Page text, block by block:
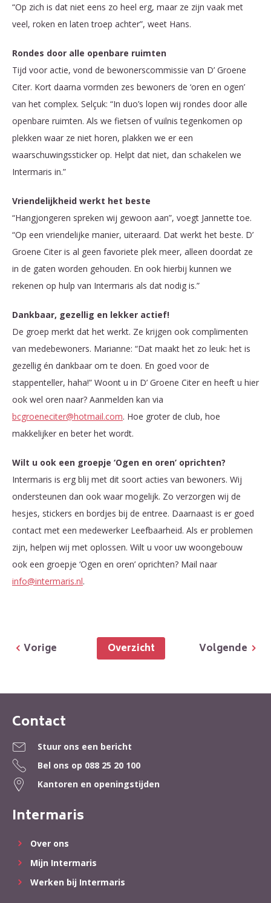
“Op zich is dat niet eens zo heel erg, maar ze zijn vaak met
veel, roken en laten troep achter”, weet Hans.
Rondes door alle openbare ruimten
Tijd voor actie, vond de bewonerscommissie van D’ Groene
Citer. Kort daarna vormden zes bewoners de ‘oren en ogen’
van het complex. Selçuk: “In duo’s lopen wij rondes door alle
openbare ruimten. Als we fietsen of vuilnis tegenkomen op
plekken waar ze niet horen, plakken we er een
waarschuwingssticker op. Helpt dat niet, dan schakelen we
Intermaris in.”
Vriendelijkheid werkt het beste
“Hangjongeren spreken wij gewoon aan”, voegt Jannette toe.
“Op een vriendelijke manier, uiteraard. Dat werkt het beste. D’
Groene Citer is al geen favoriete plek meer, alleen doordat ze
in de gaten worden gehouden. En ook hierbij kunnen we
rekenen op hulp van Intermaris als dat nodig is.”
Dankbaar, gezellig en lekker actief!
De groep merkt dat het werkt. Ze krijgen ook complimenten
van medebewoners. Marianne: “Dat maakt het zo leuk: het is
gezellig én dankbaar om te doen. En goed voor de
stappenteller, haha!” Woont u in D’ Groene Citer en heeft u hier
ook wel oren naar? Aanmelden kan via
bcgroeneciter@hotmail.com. Hoe groter de club, hoe
makkelijker en beter het wordt.
Wilt u ook een groepje ‘Ogen en oren’ oprichten?
Intermaris is erg blij met dit soort acties van bewoners. Wij
ondersteunen dan ook waar mogelijk. Zo verzorgen wij de
hesjes, stickers en bordjes bij de entree. Daarnaast is er goed
contact met een medewerker Leefbaarheid. Als er problemen
zijn, helpen wij met oplossen. Wilt u voor uw woongebouw
ook een groepje ‘Ogen en oren’ oprichten? Mail naar
info@intermaris.nl.
Volgende
Overzicht
Vorige
Contactinformatie
Contact
Stuur ons een bericht
Bel ons op 088 25 20 100
Kantoren en openingstijden
Intermaris
Over ons
Mijn Intermaris
Werken bij Intermaris